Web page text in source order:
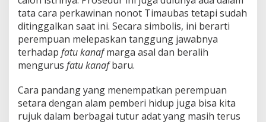
tata cara perkawinan nonot Timaubas tetapi sudah
ditinggalkan saat ini. Secara simbolis, ini berarti
perempuan melepaskan tanggung jawabnya
terhadap fatu kanafmarga asal dan beralih
mengurus fatu kanafbaru.
Cara pandang yang menempatkan perempuan
setara dengan alam pemberi hidup juga bisa kita
rujuk dalam berbagai tutur adat yang masih terus